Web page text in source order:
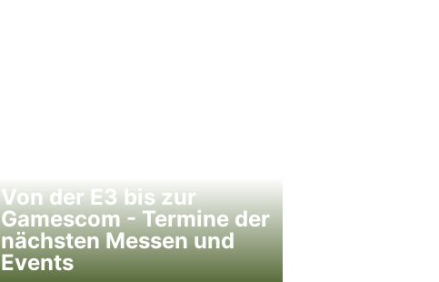
Von der E3 bis zur
Gamescom - Termine der
nächsten Messen und
Events